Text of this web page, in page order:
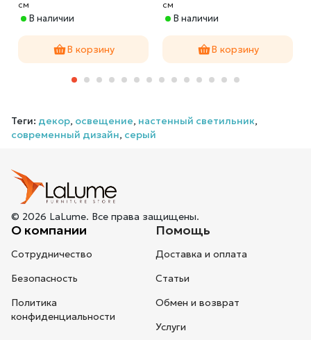
cм
В наличии
В корзину
cм
В наличии
В корзину
Теги: декор, освещение, настенный светильник,
современный дизайн, серый
© 2026 LaLume. Все права защищены.
О компании
Сотрудничество
Безопасность
Политика
конфиденциальности
Помощь
Доставка и оплата
Статьи
Обмен и возврат
Услуги